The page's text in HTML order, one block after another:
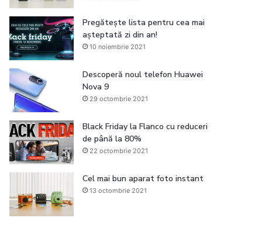
Pregătește lista pentru cea mai
așteptată zi din an!
10 noiembrie 2021
Descoperă noul telefon Huawei
Nova 9
29 octombrie 2021
Black Friday la Flanco cu reduceri
de până la 80%
22 octombrie 2021
Cel mai bun aparat foto instant
13 octombrie 2021